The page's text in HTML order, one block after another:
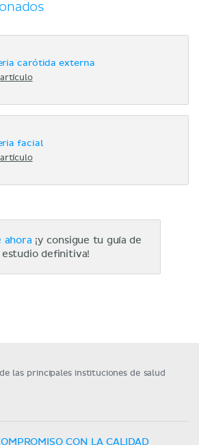
carótida externa
artículo
facial
artículo
ahora ¡y consigue tu guía de
estudio definitiva!
las principales instituciones de salud
CON LA CALIDAD